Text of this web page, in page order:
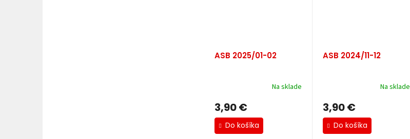
ASB 2025/01-02
Na sklade
3,90 €
Do košíka
ASB 2024/11-12
Na sklade
3,90 €
Do košíka